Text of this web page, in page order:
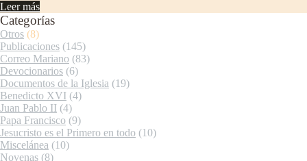
Leer más
Categorías
Otros (8)
Publicaciones (145)
Correo Mariano (83)
Devocionarios (6)
Documentos de la Iglesia (19)
Benedicto XVI (4)
Juan Pablo II (4)
Papa Francisco (9)
Jesucristo es el Primero en todo (10)
Miscelánea (10)
Novenas (8)